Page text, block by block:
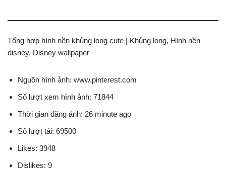
Tổng hợp hình nền khủng long cute | Khủng long, Hình nền
disney, Disney wallpaper
Nguồn hình ảnh: www.pinterest.com
Số lượt xem hình ảnh: 71844
Thời gian đăng ảnh: 26 minute ago
Số lượt tải: 69500
Likes: 3948
Dislikes: 9